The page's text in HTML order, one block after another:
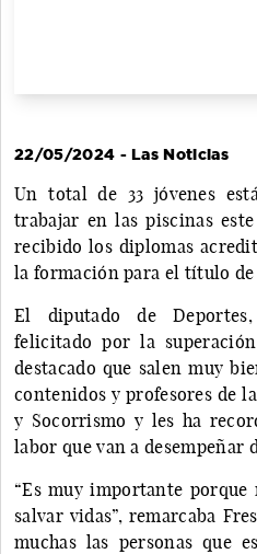
22/05/2024 - Las Noticias
Un total de 33 jóvenes
trabajar en las piscinas
recibido los diplomas
la formación para el título
El diputado de
felicitado por la
destacado que salen muy
contenidos y profesores de
y Socorrismo y les ha
labor que van a desempeñar
“Es muy importante porque
salvar vidas”, remarcaba
muchas las personas que